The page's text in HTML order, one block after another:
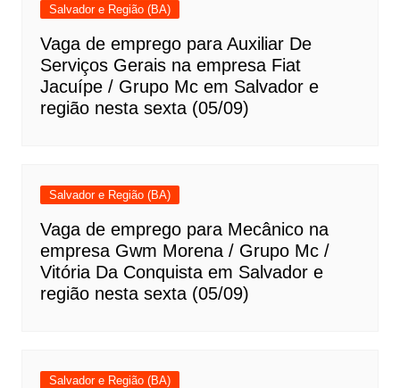
Salvador e Região (BA)
Vaga de emprego para Auxiliar De
Serviços Gerais na empresa Fiat
Jacuípe / Grupo Mc em Salvador e
região nesta sexta (05/09)
Salvador e Região (BA)
Vaga de emprego para Mecânico na
empresa Gwm Morena / Grupo Mc /
Vitória Da Conquista em Salvador e
região nesta sexta (05/09)
Salvador e Região (BA)